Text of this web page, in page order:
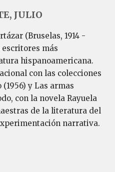
JULIO
(Bruselas, 1914 -
escritores más
hispanoamericana.
con las colecciones
y Las armas
con la novela Rayuela
de la literatura del
narrativa.